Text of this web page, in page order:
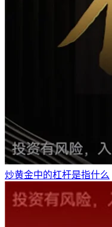
炒黄金中的杠杆是指什么